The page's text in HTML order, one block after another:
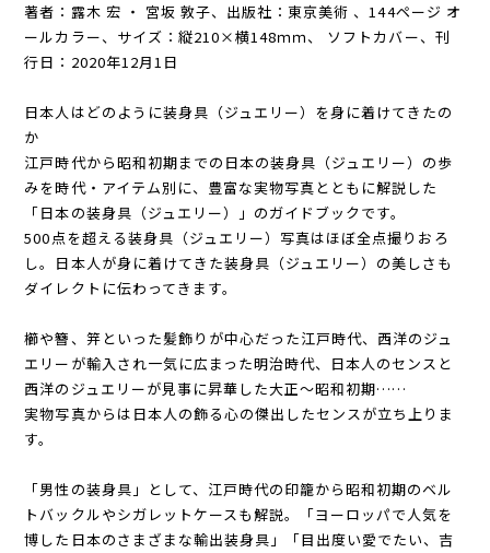
著者：露木 宏 ・ 宮坂 敦子、出版社：東京美術 、144ページ オ
ールカラー、サイズ：縦210×横148ｍｍ、 ソフトカバー、刊
行日：2020年12月1日
日本人はどのように装身具（ジュエリー）を身に着けてきたの
か――
江戸時代から昭和初期までの日本の装身具（ジュエリー）の歩
みを時代・アイテム別に、豊富な実物写真とともに解説した
「日本の装身具（ジュエリー）」のガイドブックです。
500点を超える装身具（ジュエリー）写真はほぼ全点撮りおろ
し。日本人が身に着けてきた装身具（ジュエリー）の美しさも
ダイレクトに伝わってきます。
櫛や簪、笄といった髪飾りが中心だった江戸時代、西洋のジュ
エリーが輸入され一気に広まった明治時代、日本人のセンスと
西洋のジュエリーが見事に昇華した大正～昭和初期……
実物写真からは日本人の飾る心の傑出したセンスが立ち上りま
す。
「男性の装身具」として、江戸時代の印籠から昭和初期のベル
トバックルやシガレットケースも解説。「ヨーロッパで人気を
博した日本のさまざまな輸出装身具」「目出度い愛でたい、吉